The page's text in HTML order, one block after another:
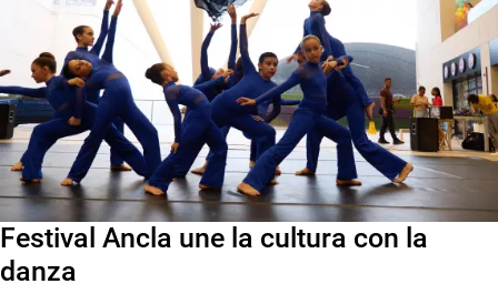
Festival Ancla une la cultura con la
danza